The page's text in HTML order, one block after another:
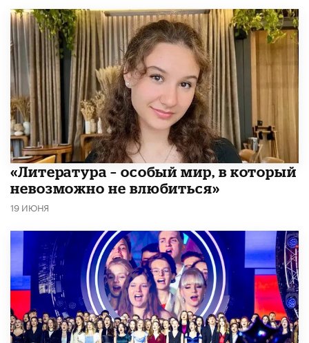
​«Литература – особый мир, в который
невозможно не влюбиться»
19 ИЮНЯ